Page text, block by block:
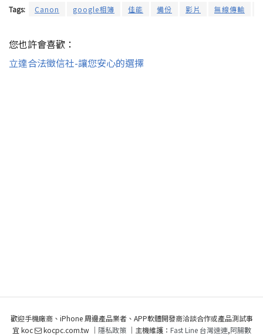
Tags: Canon google相簿 佳能 備份 影片 無線傳輸
您也許會喜歡：
立達合法徵信社-讓您安心的選擇
歡迎手機廠商、iPhone 周邊產品業者、APP軟體開發商洽談合作或產品測試事
宜 koc
kocpc.com.tw ｜ 隱私政策｜主機維護： Fast Line 台灣速連,阿腸數